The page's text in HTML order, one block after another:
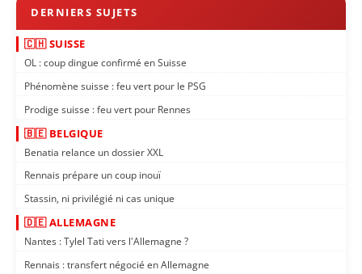
🇨🇭 SUISSE
OL : coup dingue confirmé en Suisse
Phénomène suisse : feu vert pour le PSG
Prodige suisse : feu vert pour Rennes
🇧🇪 BELGIQUE
Benatia relance un dossier XXL
Rennais prépare un coup inouï
Stassin, ni privilégié ni cas unique
🇩🇪 ALLEMAGNE
Nantes : Tylel Tati vers l'Allemagne ?
Rennais : transfert négocié en Allemagne